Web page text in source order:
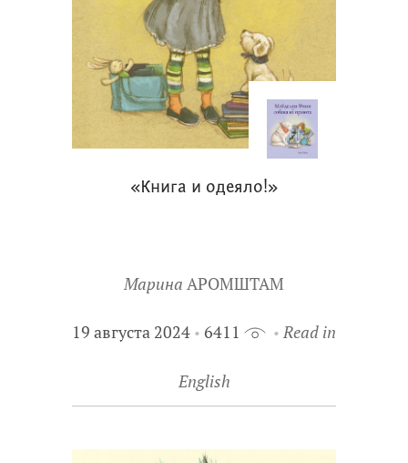
«Книга и одеяло!»
Марина АРОМШТАМ
19 августа 2024 6411 Read in
English